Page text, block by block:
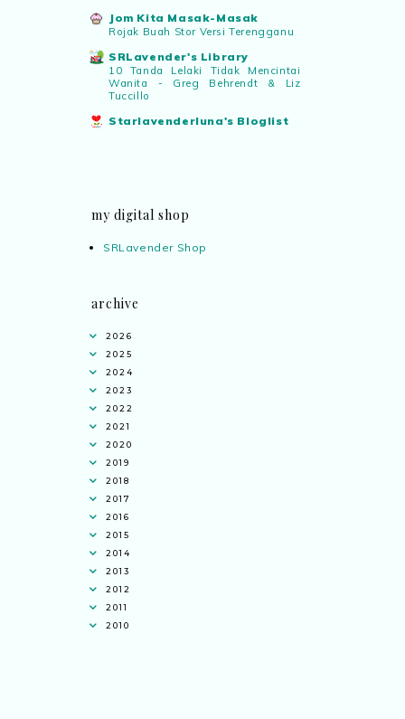
Jom Kita Masak-Masak
Rojak Buah Stor Versi Terengganu
SRLavender's Library
10 Tanda Lelaki Tidak Mencintai
Wanita - Greg Behrendt & Liz
Tuccillo
Starlavenderluna's Bloglist
my digital shop
SRLavender Shop
archive
2026
2025
2024
2023
2022
2021
2020
2019
2018
2017
2016
2015
2014
2013
2012
2011
2010